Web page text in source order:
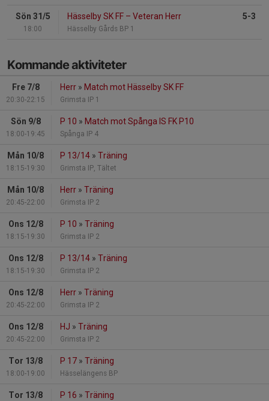
Sön 31/5
18:00
Hässelby SK FF – Veteran Herr
Hässelby Gårds BP 1
5-3
Kommande aktiviteter
Fre 7/8
20:30-22:15
Herr » Match mot Hässelby SK FF
Grimsta IP 1
Sön 9/8
18:00-19:45
P 10 » Match mot Spånga IS FK P10
Spånga IP 4
Mån 10/8
18:15-19:30
P 13/14 » Träning
Grimsta IP, Tältet
Mån 10/8
20:45-22:00
Herr » Träning
Grimsta IP 2
Ons 12/8
18:15-19:30
P 10 » Träning
Grimsta IP 2
Ons 12/8
18:15-19:30
P 13/14 » Träning
Grimsta IP 2
Ons 12/8
20:45-22:00
Herr » Träning
Grimsta IP 2
Ons 12/8
20:45-22:00
HJ » Träning
Grimsta IP 2
Tor 13/8
18:00-19:00
P 17 » Träning
Hässelängens BP
Tor 13/8 P 16 » Träning